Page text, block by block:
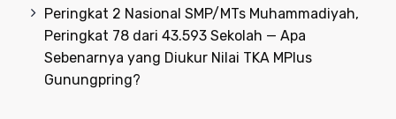
Peringkat 2 Nasional SMP/MTs Muhammadiyah,
Peringkat 78 dari 43.593 Sekolah — Apa
Sebenarnya yang Diukur Nilai TKA MPlus
Gunungpring?